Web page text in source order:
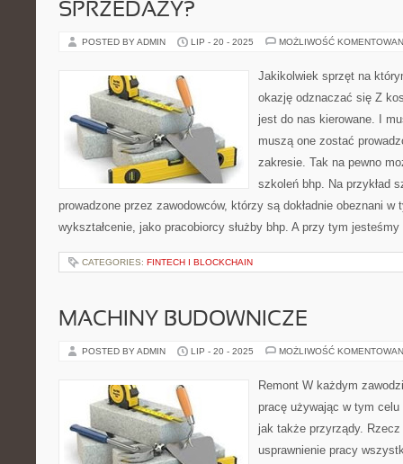
SPRZEDAŻY?
POSTED BY ADMIN LIP - 20 - 2025 MOŻLIWOŚĆ
Jakikolwiek sprzęt na
okazję odznaczać się Z
jest do nas kierowane. I
muszą one zostać
zakresie. Tak na pewno
szkoleń bhp. Na przykład
prowadzone przez zawodowców, którzy są dokładnie obeznani w
wykształcenie, jako pracobiorcy służby bhp. A przy tym
CATEGORIES: FINTECH I BLOCKCHAIN
MACHINY BUDOWNICZE
POSTED BY ADMIN LIP - 20 - 2025 MOŻLIWOŚĆ
Remont W każdym
pracę używając w tym
jak także przyrządy.
usprawnienie pracy